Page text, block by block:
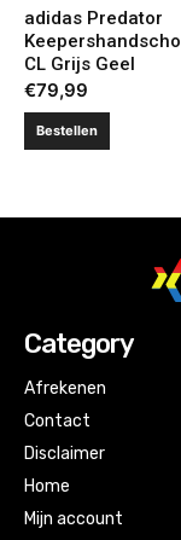
adidas Predator
CL Grijs Geel
€79,99
Bestellen
Category
Afrekenen
Contact
Disclaimer
Home
Mijn account